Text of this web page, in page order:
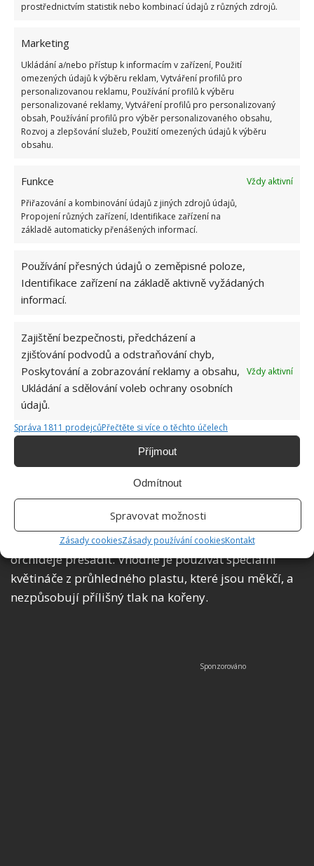
prostřednictvím statistik nebo kombinací údajů z různých zdrojů.
Marketing
Ukládání a/nebo přístup k informacím v zařízení, Použití
omezených údajů k výběru reklam, Vytváření profilů pro
personalizovanou reklamu, Používání profilů k výběru
personalizované reklamy, Vytváření profilů pro personalizovaný
obsah, Používání profilů pro výběr personalizovaného obsahu,
Rozvoj a zlepšování služeb, Použití omezených údajů k výběru
obsahu.
Funkce
Vždy aktivní
Přiřazování a kombinování údajů z jiných zdrojů údajů,
Propojení různých zařízení, Identifikace zařízení na
základě automaticky přenášených informací.
Používání přesných údajů o zeměpisné poloze,
Identifikace zařízení na základě aktivně vyžádaných
informací.
Zajištění bezpečnosti, předcházení a
zjišťování podvodů a odstraňování chyb,
Poskytování a zobrazování reklamy a obsahu,
Ukládání a sdělování voleb ochrany osobních
údajů.
Vždy aktivní
Správa 1811 prodejcůPřečtěte si více o těchto účelech
Příjmout
Odmítnout
Spravovat možnosti
Zásady cookiesZásady používání cookiesKontakt
Květy
Pro to, aby orchideje kvetly, je také důležité jejich
pravidelné zaštipování. Doporučuje se rostliny
pravidelně zaštipovat pokaždé, když jim odkvete
poslední květ, a to v místě třetího pupenu od
základu klasu. Ukazuje se, že orchidejím ke květu
pomáhá stimulace banánovou slupkou či česnekem
přidanými do zálivky. Jednou za rok je také vhodné
orchideje přesadit. Vhodné je používat speciální
květináče z průhledného plastu, které jsou měkčí, a
nezpůsobují přílišný tlak na kořeny.